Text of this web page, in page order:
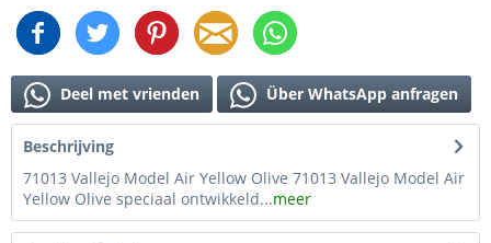
Deel met vrienden Über WhatsApp anfragen
Beschrijving
71013 Vallejo Model Air Yellow Olive 71013 Vallejo Model Air
Yellow Olive speciaal ontwikkeld...meer